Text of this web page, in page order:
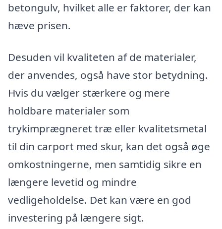
betongulv, hvilket alle er faktorer, der kan
hæve prisen.
Desuden vil kvaliteten af de materialer,
der anvendes, også have stor betydning.
Hvis du vælger stærkere og mere
holdbare materialer som
trykimprægneret træ eller kvalitetsmetal
til din carport med skur, kan det også øge
omkostningerne, men samtidig sikre en
længere levetid og mindre
vedligeholdelse. Det kan være en god
investering på længere sigt.